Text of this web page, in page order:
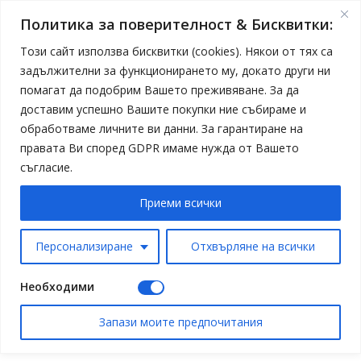
Политика за поверителност & Бисквитки:
Този сайт използва бисквитки (cookies). Някои от тях са
задължителни за функционирането му, докато други ни
помагат да подобрим Вашето преживяване. За да
доставим успешно Вашите покупки ние събираме и
обработваме личните ви данни. За гарантиране на
правата Ви според GDPR имаме нужда от Вашето
съгласие.
Персонализиране Отхвърляне на всички
Приеми всички
Необходими
Запази моите предпочитания